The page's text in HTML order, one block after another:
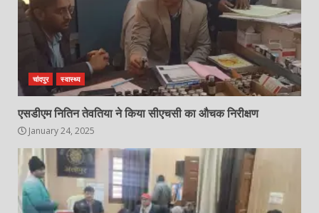
चांदपुर स्वास्थ्य
एसडीएम नितिन तेवतिया ने किया सीएचसी का औचक निरीक्षण
January 24, 2025